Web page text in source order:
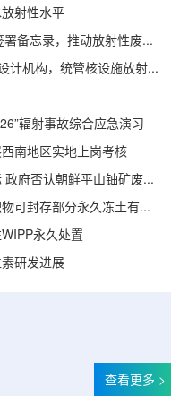
射性水平
Clobot 携手韩国原子能环境公团等多方签署备忘录，推动放射性废物安全管理多机型机器人示范
Rosatom选定SNIIP为辐射控制系统首席设计机构，统管核设施放射仪表标准化与进口替代保障
辐射事故综合应急演习
南地区实地上岗考核
韩国仁川强化郡西检岛自来水铀含量超标 政府否认朝鲜平山铀矿废水影响
碳同位素分析揭示：加拿大北极海底沉积物可封存部分永久冻土有机碳
永久处置
研发进展
查看更多 >